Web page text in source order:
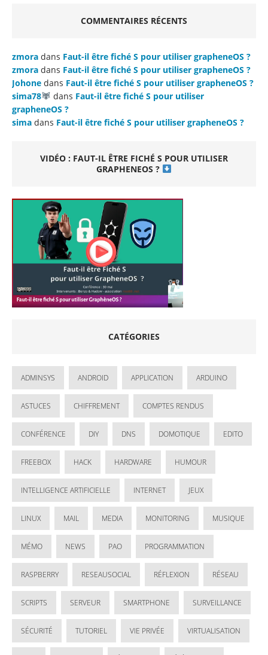
COMMENTAIRES RÉCENTS
zmora dans Faut-il être fiché S pour utiliser grapheneOS ?
zmora dans Faut-il être fiché S pour utiliser grapheneOS ?
Johone dans Faut-il être fiché S pour utiliser grapheneOS ?
sima78
dans Faut-il être fiché S pour utiliser
grapheneOS ?
sima dans Faut-il être fiché S pour utiliser grapheneOS ?
VIDÉO : FAUT-IL ÊTRE FICHÉ S POUR UTILISER
GRAPHENEOS ?
CATÉGORIES
ADMINSYS ANDROID APPLICATION ARDUINO
ASTUCES CHIFFREMENT COMPTES RENDUS
CONFÉRENCE DIY DNS DOMOTIQUE EDITO
FREEBOX HACK HARDWARE HUMOUR
INTELLIGENCE ARTIFICIELLE INTERNET JEUX
LINUX MAIL MEDIA MONITORING MUSIQUE
MÉMO NEWS PAO PROGRAMMATION
RASPBERRY RESEAUSOCIAL RÉFLEXION RÉSEAU
SCRIPTS SERVEUR SMARTPHONE SURVEILLANCE
SÉCURITÉ TUTORIEL VIE PRIVÉE VIRTUALISATION